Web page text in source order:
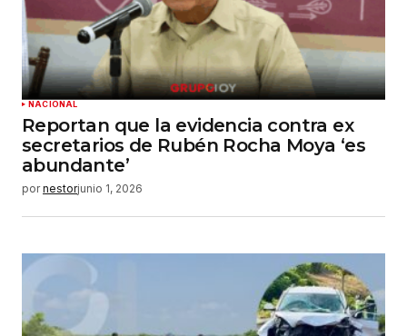
NACIONAL
Reportan que la evidencia contra ex
secretarios de Rubén Rocha Moya ‘es
abundante’
por nestorjunio 1, 2026